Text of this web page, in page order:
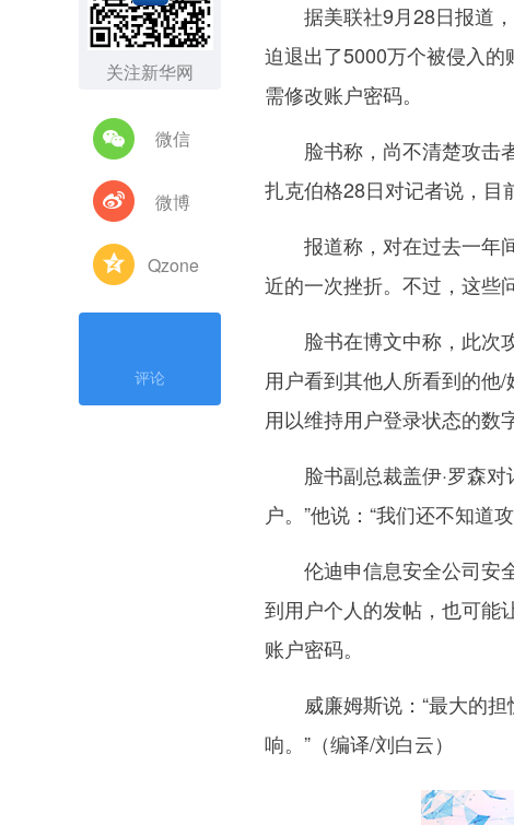
关注新华网
微信
微博
Qzone
评论
据美联社9月28日报道，
迫退出了5000万个被侵入
需修改账户密码。
脸书称，尚不清楚攻击者
扎克伯格28日对记者说，目
报道称，对在过去一年间
近的一次挫折。不过，这些
脸书在博文中称，此次攻
用户看到其他人所看到的他
用以维持用户登录状态的数
脸书副总裁盖伊·罗森对
户。”他说：“我们还不知道
伦迪申信息安全公司安全
到用户个人的发帖，也可能
账户密码。
威廉姆斯说：“最大的担
响。”（编译/刘白云）